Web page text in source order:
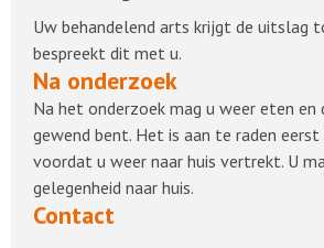
Uw behandelend arts krijgt de uitslag
bespreekt dit met u.
Na onderzoek
Na het onderzoek mag u weer eten en
gewend bent. Het is aan te raden
voordat u weer naar huis vertrekt. U
gelegenheid naar huis.
Contact